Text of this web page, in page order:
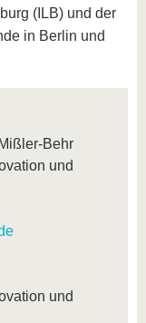
(ILB) und der
in Berlin und
Behr
und
und